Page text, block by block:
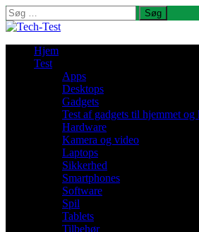
Søg
efter:
Hjem
Test
Apps
Desktops
Gadgets
Test af gadgets til hjemmet og
Hardware
Kamera og video
Laptops
Sikkerhed
Smartphones
Software
Spil
Tablets
Tilbehør